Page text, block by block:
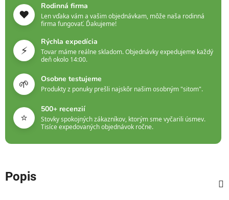
❤️
Rodinná firma
Len vďaka vám a vašim objednávkam, môže naša rodinná
firma fungovať. Ďakujeme!
⚡
Rýchla expedícia
Tovar máme reálne skladom. Objednávky expedujeme každý
deň okolo 14:00.
🌱 Osobne testujeme
Produkty z ponuky prešli najskôr našim osobným "sitom".
⭐
500+ recenzií
Stovky spokojných zákazníkov, ktorým sme vyčarili úsmev.
Tisíce expedovaných objednávok ročne.
Popis